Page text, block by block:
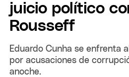
juicio político
Rousseff
Eduardo Cunha se enfrenta
por acusaciones de
anoche.